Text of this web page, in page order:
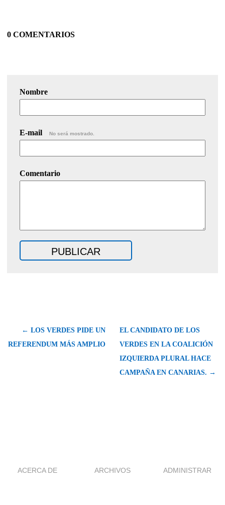
0 COMENTARIOS
Nombre
E-mail No será mostrado.
Comentario
← LOS VERDES PIDE UN
REFERENDUM MÁS AMPLIO
EL CANDIDATO DE LOS
VERDES EN LA COALICIÓN
IZQUIERDA PLURAL HACE
CAMPAÑA EN CANARIAS. →
ACERCA DE ARCHIVOS ADMINISTRAR